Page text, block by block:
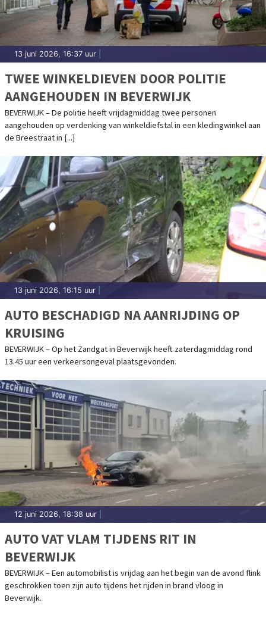
13 juni 2026, 16:37 uur
TWEE WINKELDIEVEN DOOR POLITIE
AANGEHOUDEN IN BEVERWIJK
BEVERWIJK – De politie heeft vrijdagmiddag twee personen
aangehouden op verdenking van winkeldiefstal in een kledingwinkel aan
de Breestraat in [...]
13 juni 2026, 16:15 uur
AUTO BESCHADIGD NA AANRIJDING OP
KRUISING
BEVERWIJK – Op het Zandgat in Beverwijk heeft zaterdagmiddag rond
13.45 uur een verkeersongeval plaatsgevonden.
12 juni 2026, 18:38 uur
AUTO VAT VLAM TIJDENS RIT IN
BEVERWIJK
BEVERWIJK – Een automobilist is vrijdag aan het begin van de avond flink
geschrokken toen zijn auto tijdens het rijden in brand vloog in
Beverwijk.